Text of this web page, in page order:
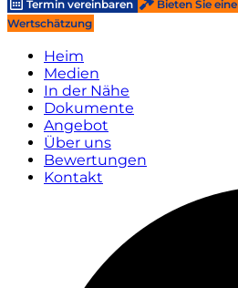
Termin vereinbaren
Bieten Sie
Wertschätzung
Heim
Medien
In der Nähe
Dokumente
Angebot
Über uns
Bewertungen
Kontakt